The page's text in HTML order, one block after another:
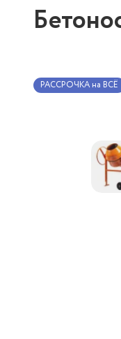
РАССРОЧКА на ВСЁ